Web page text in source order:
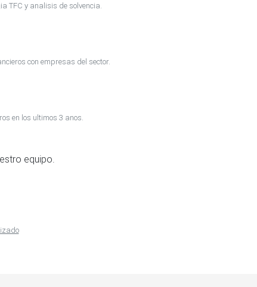
TFC y analisis de solvencia.
con empresas del sector.
en los ultimos 3 anos.
equipo.